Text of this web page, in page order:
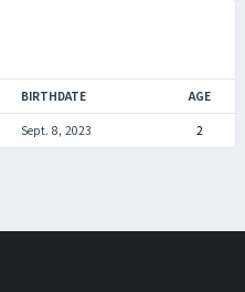
BIRTHDATE AGE
Sept. 8, 2023 2